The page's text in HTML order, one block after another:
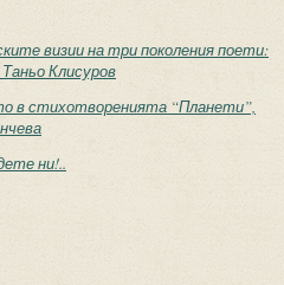
визии на три поколения поети:
Клисуров
в стихотворенията “Планети”,
ни!..